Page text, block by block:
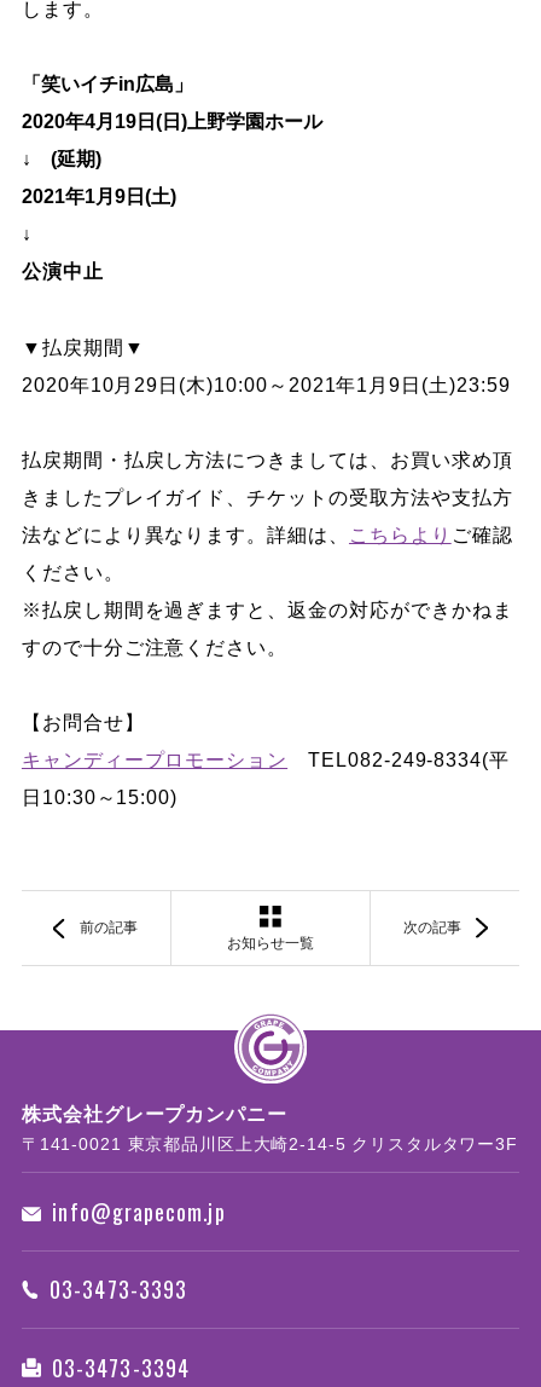
します。
「笑いイチin広島」
2020年4月19日(日)上野学園ホール
↓　(延期)
2021年1月9日(土)
↓
公演中止
▼払戻期間▼
2020年10月29日(木)10:00～2021年1月9日(土)23:59
払戻期間・払戻し方法につきましては、お買い求め頂
きましたプレイガイド、チケットの受取方法や支払方
法などにより異なります。詳細は、
こちらより ご確認
ください。
※払戻し期間を過ぎますと、返金の対応ができかねま
すので十分ご注意ください。
【お問合せ】
キャンディープロモーション
TEL082-249-8334(平
日10:30～15:00)
前の記事
お知らせ一覧
次の記事
株式会社グレープカンパニー
〒141-0021 東京都品川区上大崎2-14-5 クリスタルタワー3F
info@grapecom.jp
03-3473-3393
03-3473-3394